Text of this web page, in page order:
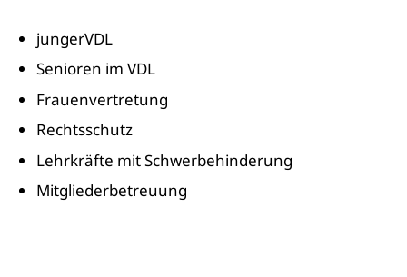
jungerVDL
Senioren im VDL
Frauenvertretung
Rechtsschutz
Lehrkräfte mit Schwerbehinderung
Mitgliederbetreuung